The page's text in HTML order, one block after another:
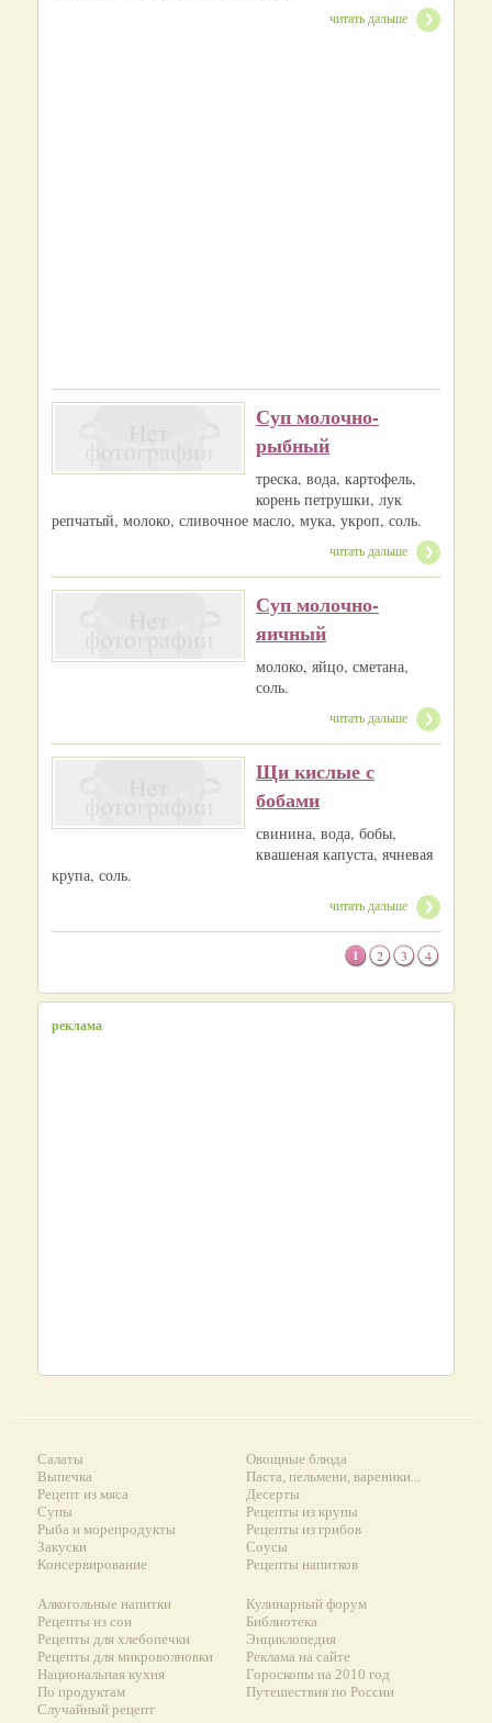
читать дальше
Суп молочно-
рыбный
треска, вода, картофель,
корень петрушки, лук
репчатый, молоко, сливочное масло, мука, укроп, соль.
читать дальше
Суп молочно-
яичный
молоко, яйцо, сметана,
соль.
читать дальше
Щи кислые с
бобами
свинина, вода, бобы,
квашеная капуста, ячневая
крупа, соль.
читать дальше
1 2 3 4
реклама
Салаты
Выпечка
Рецепт из мяса
Супы
Рыба и морепродукты
Закуски
Консервирование
Овощные блюда
Паста, пельмени, вареники...
Десерты
Рецепты из крупы
Рецепты из грибов
Соусы
Рецепты напитков
Алкогольные напитки
Рецепты из сои
Рецепты для хлебопечки
Рецепты для микроволновки
Национальная кухня
По продуктам
Случайный рецепт
Кулинарный форум
Библиотека
Энциклопедия
Реклама на сайте
Гороскопы на 2010 год
Путешествия по России